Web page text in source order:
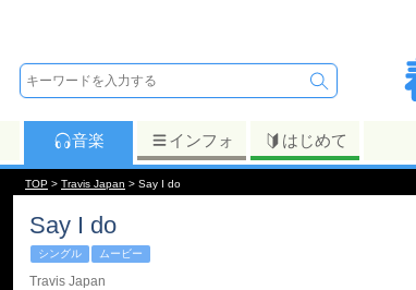
音楽 インフォ はじめて
TOP > Travis Japan > Say I do
Say I do
シングル ムービー
Travis Japan